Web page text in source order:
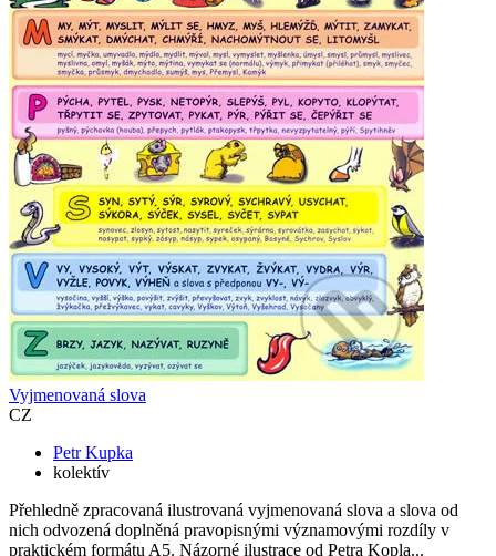
Vyjmenovaná slova
CZ
Petr Kupka
kolektív
Přehledně zpracovaná ilustrovaná vyjmenovaná slova a slova od
nich odvozená doplněná pravopisnými významovými rozdíly v
praktickém formátu A5. Názorné ilustrace od Petra Kopla...